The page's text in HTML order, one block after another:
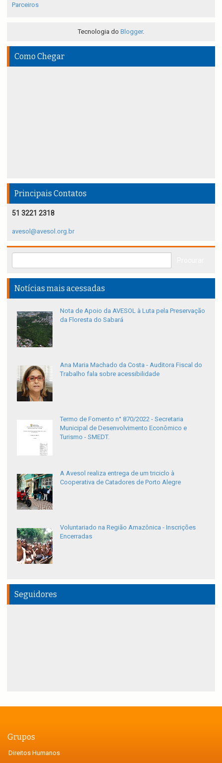
Parceiros
Tecnologia do Blogger.
Como Chegar
Principais Contatos
51 3221 2318
avesol@avesol.org.br
Notícias mais acessadas
Nota de Apoio da AVESOL à Luta pela Preservação
da Floresta do Sabará
Ana Maria Machado da Costa - Auditora Fiscal do
Trabalho fala sobre acessibilidade
Termo de Fomento n° 870/2022 - Secretaria
Municipal de Desenvolvimento Econômico e
Turismo - SMEDT.
A Avesol realiza entrega de um triciclo à
Cooperativa de Catadores de Porto Alegre
Voluntariado na Região Amazônica - Inscrições
Encerradas
Seguidores
Grupos
Direitos Humanos